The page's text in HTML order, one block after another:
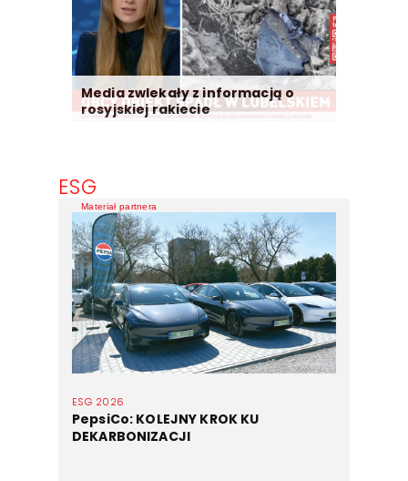
Media zwlekały z informacją o
rosyjskiej rakiecie
ESG
ESG 2026
PepsiCo: KOLEJNY KROK KU
DEKARBONIZACJI
Materiał partnera